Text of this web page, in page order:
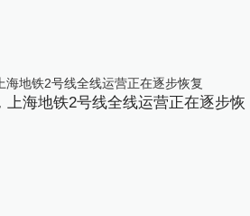
上海地铁2号线全线运营正在逐步恢